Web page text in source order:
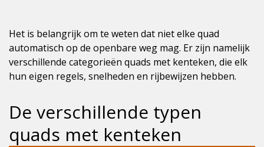
Het is belangrijk om te weten dat niet elke quad
automatisch op de openbare weg mag. Er zijn namelijk
verschillende categorieën quads met kenteken, die elk
hun eigen regels, snelheden en rijbewijzen hebben.
De verschillende typen
quads met kenteken